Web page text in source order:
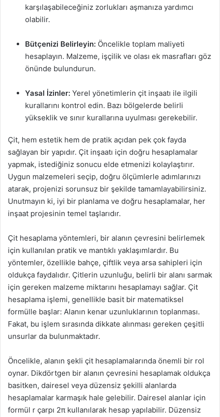
karşılaşabileceğiniz zorlukları aşmanıza yardımcı
olabilir.
Bütçenizi Belirleyin: Öncelikle toplam maliyeti
hesaplayın. Malzeme, işçilik ve olası ek masrafları göz
önünde bulundurun.
Yasal İzinler: Yerel yönetimlerin çit inşaatı ile ilgili
kurallarını kontrol edin. Bazı bölgelerde belirli
yükseklik ve sınır kurallarına uyulması gerekebilir.
Çit, hem estetik hem de pratik açıdan pek çok fayda
sağlayan bir yapıdır. Çit inşaatı için doğru hesaplamalar
yapmak, istediğiniz sonucu elde etmenizi kolaylaştırır.
Uygun malzemeleri seçip, doğru ölçümlerle adımlarınızı
atarak, projenizi sorunsuz bir şekilde tamamlayabilirsiniz.
Unutmayın ki, iyi bir planlama ve doğru hesaplamalar, her
inşaat projesinin temel taşlarıdır.
Çit hesaplama yöntemleri, bir alanın çevresini belirlemek
için kullanılan pratik ve mantıklı yaklaşımlardır. Bu
yöntemler, özellikle bahçe, çiftlik veya arsa sahipleri için
oldukça faydalıdır. Çitlerin uzunluğu, belirli bir alanı sarmak
için gereken malzeme miktarını hesaplamayı sağlar. Çit
hesaplama işlemi, genellikle basit bir matematiksel
formülle başlar: Alanın kenar uzunluklarının toplanması.
Fakat, bu işlem sırasında dikkate alınması gereken çeşitli
unsurlar da bulunmaktadır.
Öncelikle, alanın şekli çit hesaplamalarında önemli bir rol
oynar. Dikdörtgen bir alanın çevresini hesaplamak oldukça
basitken, dairesel veya düzensiz şekilli alanlarda
hesaplamalar karmaşık hale gelebilir. Dairesel alanlar için
formül r çarpı 2π kullanılarak hesap yapılabilir. Düzensiz